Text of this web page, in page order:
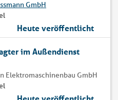
GmbH
Heute veröffentlicht
im Außendienst
Elektromaschinenbau GmbH